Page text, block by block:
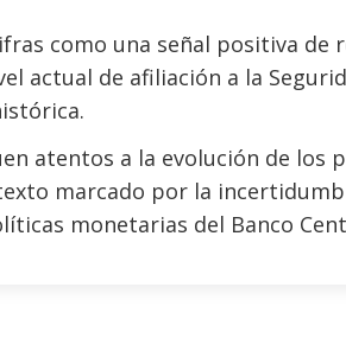
como una señal positiva de
actual de afiliación a la
atentos a la evolución de los
marcado por la
monetarias del Banco